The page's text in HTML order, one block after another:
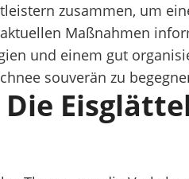
zusammen, um
Maßnahmen
und einem gut
souverän zu